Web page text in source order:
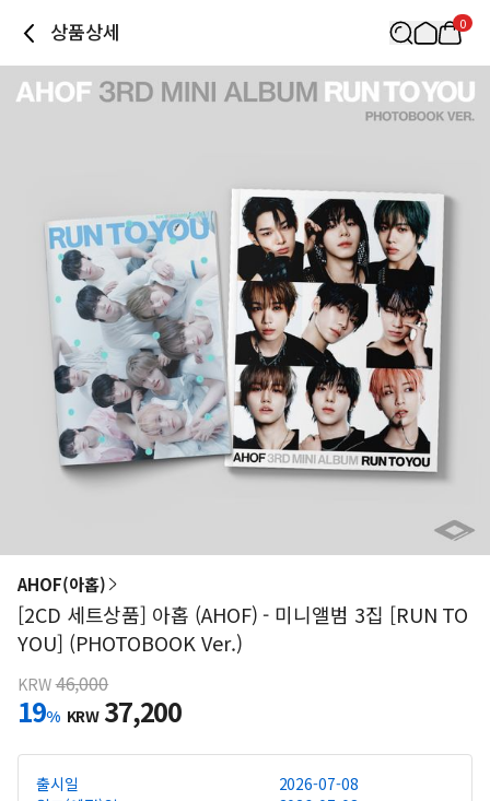
상품상세 0
AHOF(아홉)
[2CD 세트상품] 아홉 (AHOF) - 미니앨범 3집 [RUN TO
YOU] (PHOTOBOOK Ver.)
KRW 46,000
19% KRW 37,200
출시일
2026-07-08